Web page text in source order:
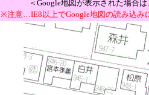
＜Google地図が表示された場合
※注意…IE8以上でGoogle地図の読み込み